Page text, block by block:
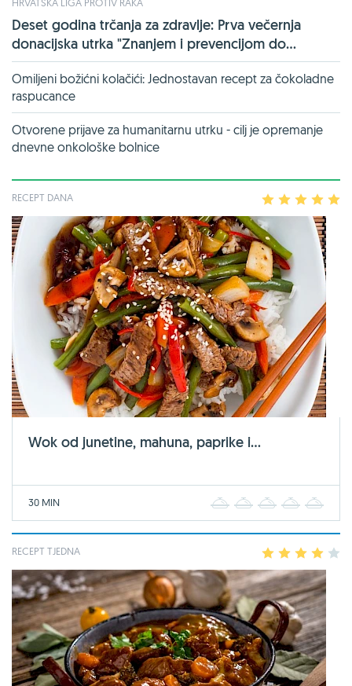
Deset godina trčanja za zdravlje: Prva večernja
donacijska utrka "Znanjem i prevencijom do...
Omiljeni božićni kolačići: Jednostavan recept za čokoladne
raspucance
Otvorene prijave za humanitarnu utrku - cilj je opremanje
dnevne onkološke bolnice
RECEPT DANA 2 3 4
Wok od junetine, mahuna, paprike i...
30 MIN 2 3 4
RECEPT TJEDNA 2 3 4